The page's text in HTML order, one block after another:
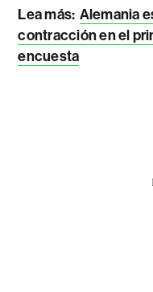
Lea más: Alemania
contracción en el
encuesta